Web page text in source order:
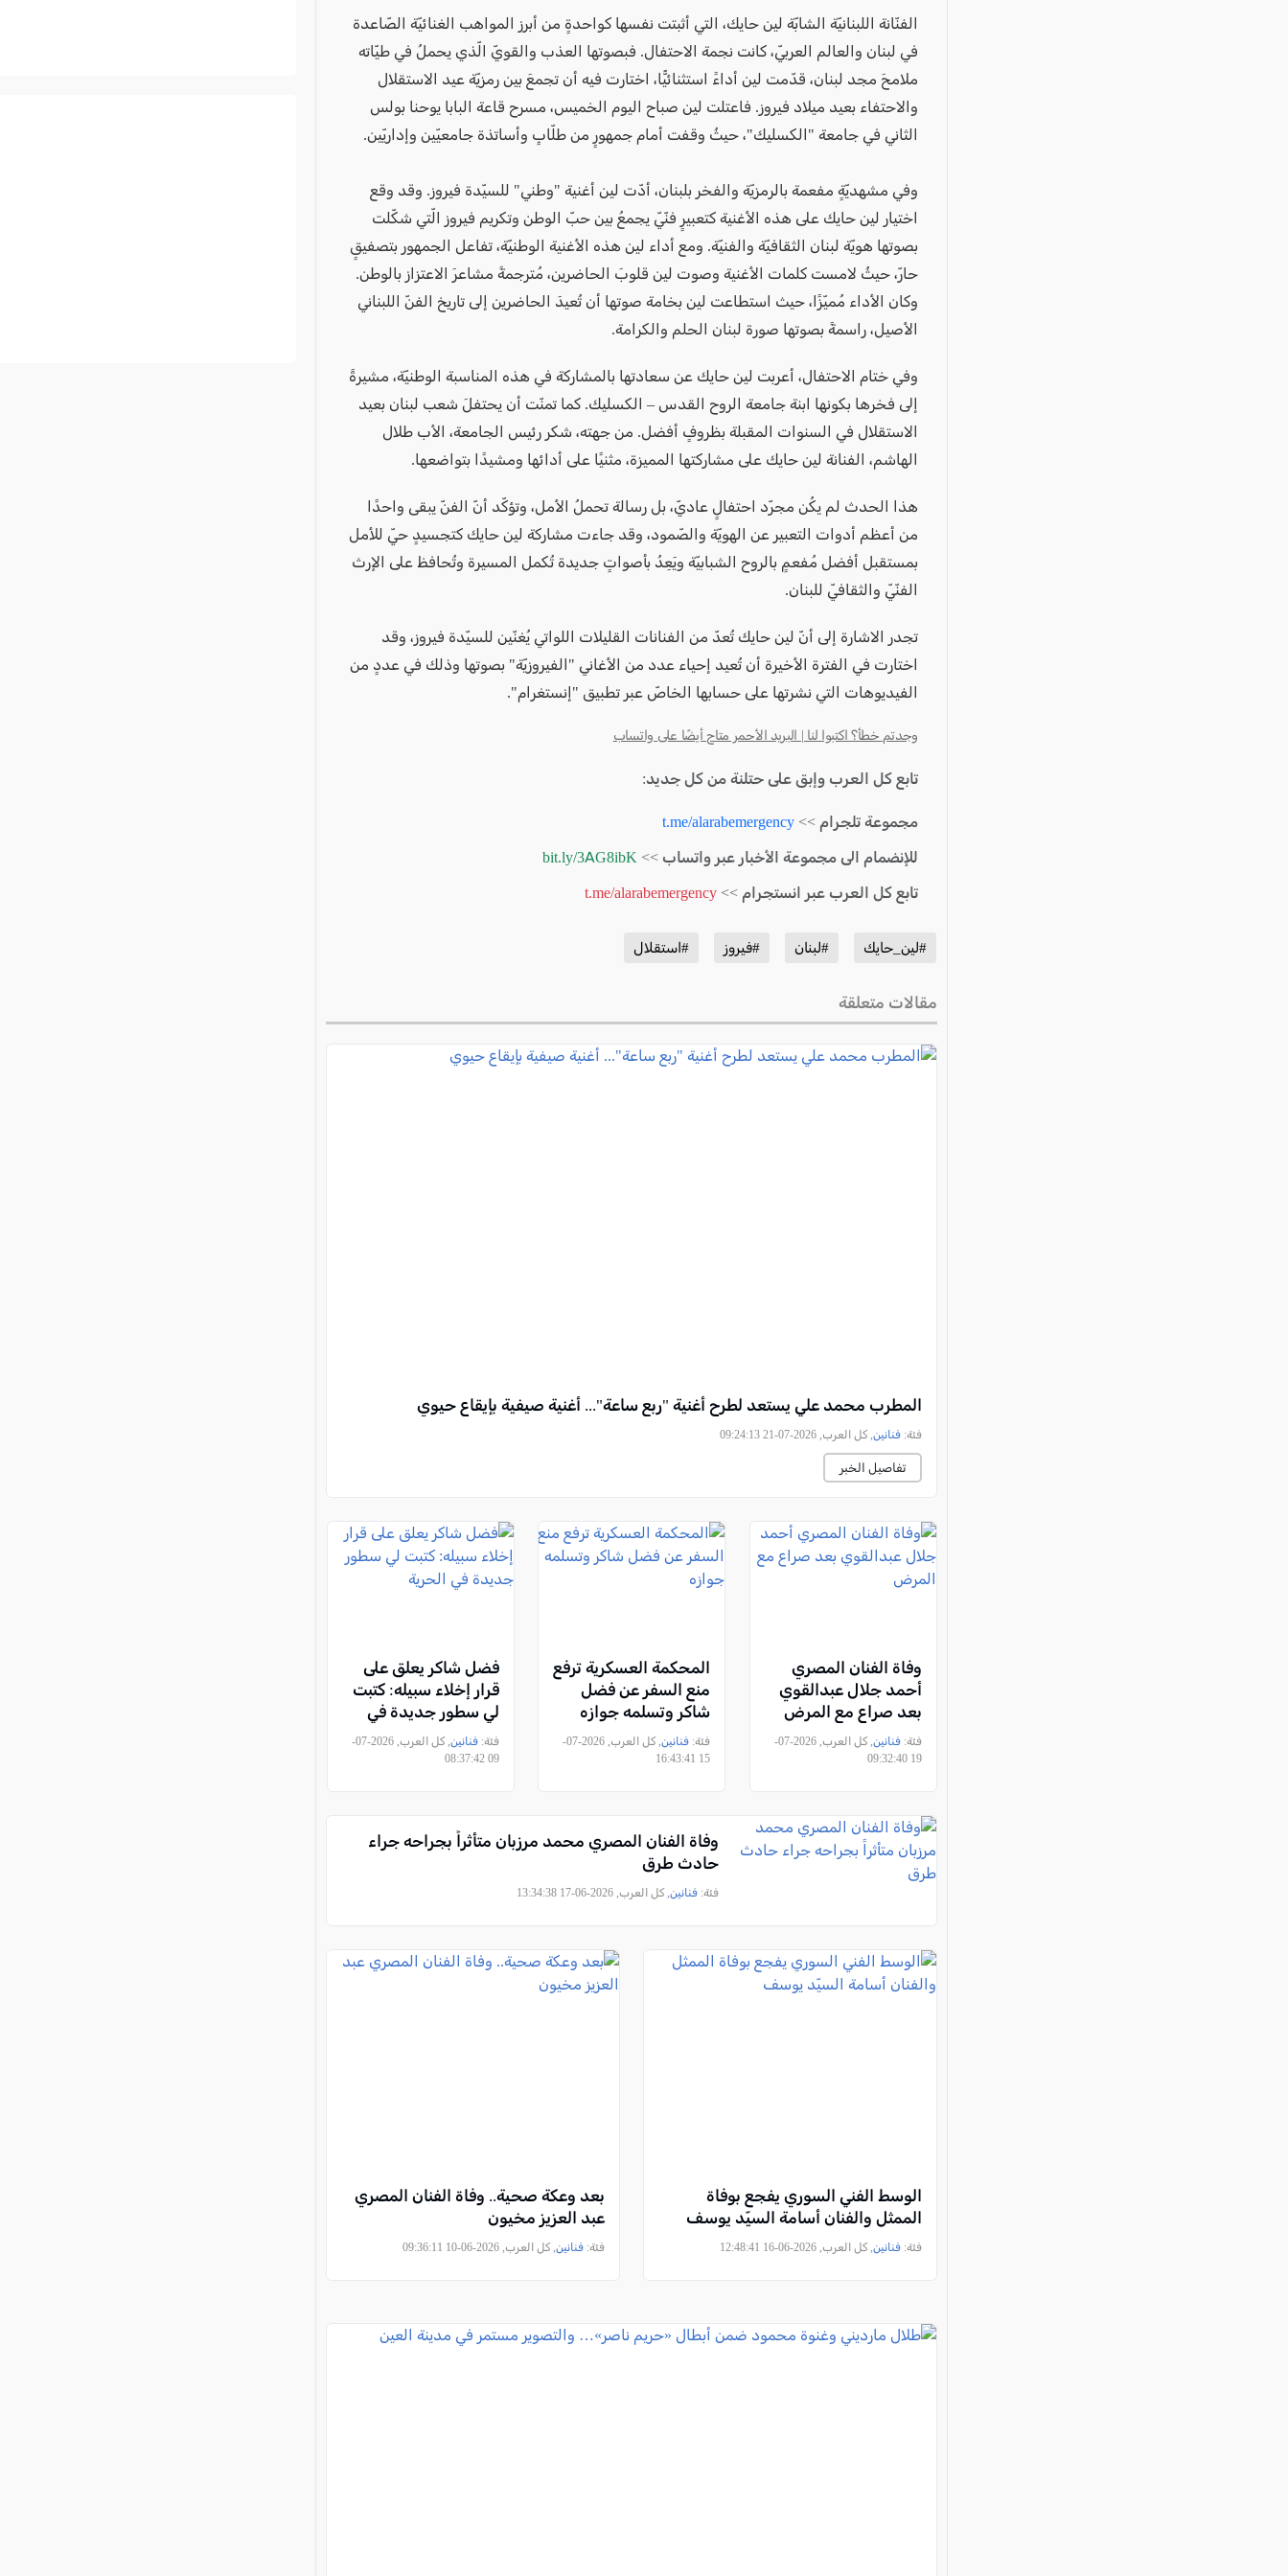
الفنّانة اللبنانيّة الشابّة لين حايك، التي أثبتت نفسها كواحدةٍ من أبرز المواهب الغنائيّة الصّاعدة
في لبنان والعالم العربيّ، كانت نجمة الاحتفال. فبصوتها العذب والقويّ الّذي يحملُ في طيّاته
ملامحَ مجد لبنان، قدّمت لين أداءً استثنائيًّا، اختارت فيه أن تجمعَ بين رمزيّة عيد الاستقلال
والاحتفاء بعيد ميلاد فيروز. فاعتلت لين صباح اليوم الخميس، مسرح قاعة البابا يوحنا بولس
الثاني في جامعة "الكسليك"، حيثُ وقفت أمام جمهورٍ من طلّابٍ وأساتذة جامعيّين وإداريّين.
وفي مشهديّةٍ مفعمة بالرمزيّة والفخر بلبنان، أدّت لين أغنية "وطني" للسيّدة فيروز. وقد وقع
اختيار لين حايك على هذه الأغنية كتعبيرٍ فنّيّ يجمعُ بين حبّ الوطن وتكريم فيروز الّتي شكّلت
بصوتها هويّة لبنان الثقافيّة والفنيّة. ومع أداء لين هذه الأغنية الوطنيّة، تفاعل الجمهور بتصفيقٍ
حارّ، حيثُ لامست كلمات الأغنية وصوت لين قلوبَ الحاضرين، مُترجمةً مشاعرَ الاعتزاز بالوطن.
وكان الأداء مُميّزًا، حيث استطاعت لين بخامة صوتها أن تُعيدَ الحاضرين إلى تاريخ الفنّ اللبناني
الأصيل، راسمةً بصوتها صورة لبنان الحلم والكرامة.
وفي ختام الاحتفال، أعربت لين حايك عن سعادتها بالمشاركة في هذه المناسبة الوطنيّة، مشيرةً
إلى فخرها بكونها ابنة جامعة الروح القدس – الكسليك. كما تمنّت أن يحتفلَ شعب لبنان بعيد
الاستقلال في السنوات المقبلة بظروفٍ أفضل. من جهته، شكر رئيس الجامعة، الأب طلال
الهاشم، الفنانة لين حايك على مشاركتها المميزة، مثنيًا على أدائها ومشيدًا بتواضعها.
هذا الحدث لم يكُن مجرّد احتفالٍ عاديّ، بل رسالة تحملُ الأمل، وتؤكّد أنّ الفنّ يبقى واحدًا
من أعظم أدوات التعبير عن الهويّة والصّمود، وقد جاءت مشاركة لين حايك كتجسيدٍ حيّ للأمل
بمستقبل أفضل مُفعمٍ بالروح الشبابيّة ويَعِدُ بأصواتٍ جديدة تُكمل المسيرة وتُحافظ على الإرث
الفنّيّ والثقافيّ للبنان.
تجدر الاشارة إلى أنّ لين حايك تُعدّ من الفنانات القليلات اللواتي يُغنّين للسيّدة فيروز، وقد
اختارت في الفترة الأخيرة أن تُعيد إحياء عدد من الأغاني "الفيروزيّة" بصوتها وذلك في عددٍ من
الفيديوهات التي نشرتها على حسابها الخاصّ عبر تطبيق "إنستغرام".
وجدتم خطأ؟ اكتبوا لنا | البريد الأحمر متاح أيضًا على واتساب
تابع كل العرب وإبق على حتلنة من كل جديد:
مجموعة تلجرام >> t.me/alarabemergency
للإنضمام الى مجموعة الأخبار عبر واتساب >> bit.ly/3AG8ibK
تابع كل العرب عبر انستجرام >> t.me/alarabemergency
#لين_حايك #لبنان #فيروز #استقلال
مقالات متعلقة
المطرب محمد علي يستعد لطرح أغنية "ربع ساعة"... أغنية صيفية بإيقاع حيوي
فئة: فنانين, كل العرب, 2026-07-21 09:24:13
تفاصيل الخبر
وفاة الفنان المصري
أحمد جلال عبدالقوي
بعد صراع مع المرض
فئة: فنانين
, كل العرب, 2026-07-
19 09:32:40
المحكمة العسكرية ترفع
منع السفر عن فضل
شاكر وتسلمه جوازه
فئة: فنانين
, كل العرب, 2026-07-
15 16:43:41
فضل شاكر يعلق على
قرار إخلاء سبيله: كتبت
لي سطور جديدة في
الحرية
فئة:فنانين
, كل العرب, 2026-07-
09 08:37:42
وفاة الفنان المصري محمد مرزبان متأثراً بجراحه جراء
حادث طرق
فئة: فنانين, كل العرب, 2026-06-17 13:34:38
الوسط الفني السوري يفجع بوفاة
الممثل والفنان أسامة السيّد يوسف
فئة: فنانين, كل العرب, 2026-06-16 12:48:41
بعد وعكة صحية.. وفاة الفنان المصري
عبد العزيز مخيون
فئة: فنانين, كل العرب, 2026-06-10 09:36:11